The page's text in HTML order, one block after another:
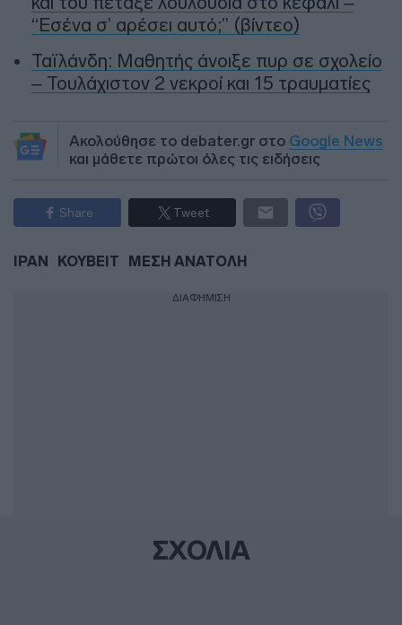
“Εσένα σ’ αρέσει αυτό;” (βίντεο)
Ταϊλάνδη: Μαθητής άνοιξε πυρ σε σχολείο
– Τουλάχιστον 2 νεκροί και 15 τραυματίες
Ακολούθησε το debater.gr στο Google News
και μάθετε πρώτοι όλες τις ειδήσεις
Share Tweet
ΙΡΑΝ ΚΟΥΒΕΙΤ ΜΕΣΗ ΑΝΑΤΟΛΗ
ΔΙΑΦΗΜΙΣΗ
ΣΧΟΛΙΑ